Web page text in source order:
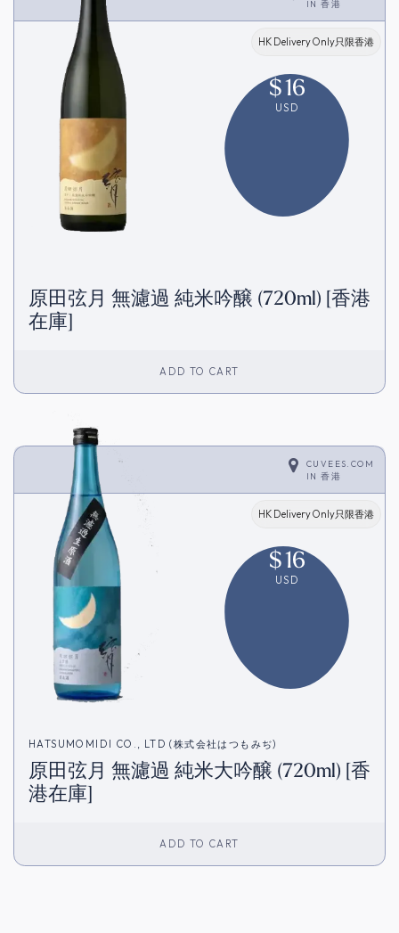
IN香港
HK Delivery Only只限香港
$16
USD
原田弦月 無濾過 純米吟醸 (720ml) [香港
在庫]
ADD TO CART
CUVEES.COM
IN香港
HK Delivery Only只限香港
$16
USD
HATSUMOMIDI CO., LTD (株式会社はつもみぢ)
原田弦月 無濾過 純米大吟醸 (720ml) [香
港在庫]
ADD TO CART